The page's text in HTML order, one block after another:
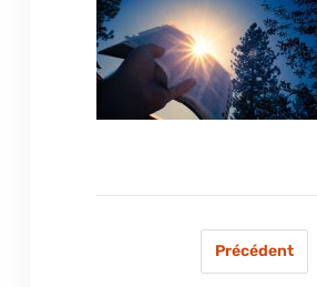
Précédent